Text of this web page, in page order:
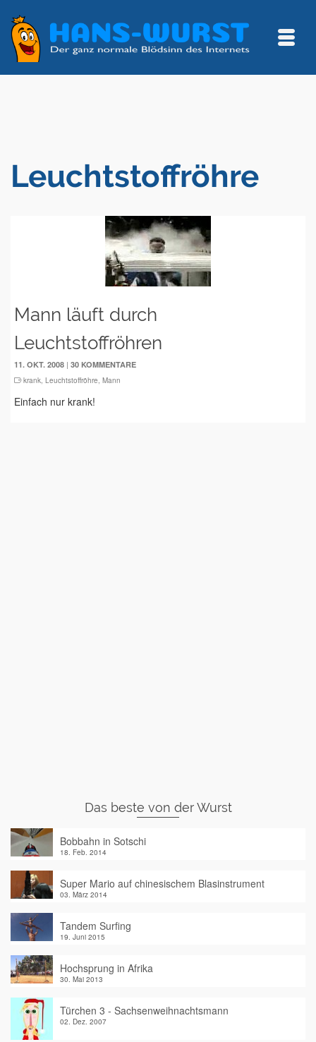
Leuchtstoffröhre
Mann läuft durch
Leuchtstoffröhren
11. OKT. 2008 | 30 KOMMENTARE
krank, Leuchtstoffröhre, Mann
Einfach nur krank!
Das beste von der Wurst
Bobbahn in Sotschi
18. Feb. 2014
Super Mario auf chinesischem Blasinstrument
03. März 2014
Tandem Surfing
19. Juni 2015
Hochsprung in Afrika
30. Mai 2013
Türchen 3 - Sachsenweihnachtsmann
02. Dez. 2007